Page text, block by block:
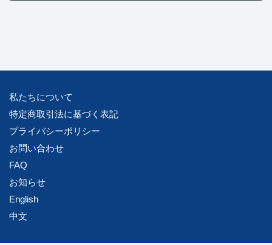
私たちについて
特定商取引法に基づく表記
プライバシーポリシー
お問い合わせ
FAQ
お知らせ
English
中文